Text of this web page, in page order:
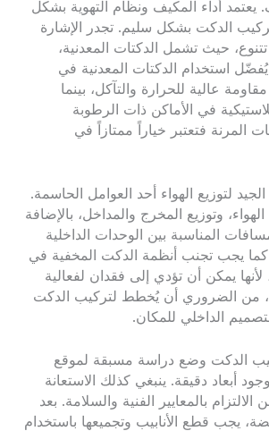
يعتمد أداء المكيف ونظام التهوية بشكل
الدكت بشكل سليم. تجدر الإشارة
حيث تشمل الدكتات المعدنية،
يُفضّل استخدام الدكتات المعدنية في
عالية للحرارة والتآكل، بينما
في الأماكن ذات الرطوبة
المرنة فتعتبر خياراً ممتازاً في
لتوزيع الهواء أحد العوامل الحاسمة.
وتوزيع المخرج والمداخل، بالإضافة
المناسبة بين الوحدات الداخلية
كما يجب تجنب أنظمة الدكت المخفية في
لأنها يمكن أن تؤدي إلى فقدان لفعالية
من الضروري أن يُخطط لتركيب الدكت
الداخلي للمكان.
الدكت وضع دراسة مسبقة لموقع
أبعاد دقيقة. ينبغي كذلك الاستعانة
بالمعايير الفنية والسلامة. بعد
يجب قطع الأنابيب وتجميعها باستخدام